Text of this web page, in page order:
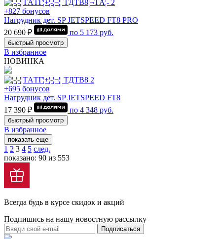
+827 бонусов
Нагрудник дет. SP JETSPEED FT8 PRO
20 690 ₽
по 5 173 руб.
быстрый просмотр
В избранное
НОВИНКА
+695 бонусов
Нагрудник дет. SP JETSPEED FT8
17 390 ₽
по 4 348 руб.
быстрый просмотр
В избранное
показать еще
1 2 3 4 5 след.
показано: 90 из 553
Всегда будь в курсе скидок и акций
Подпишись на нашу новостную рассылку
Подписаться